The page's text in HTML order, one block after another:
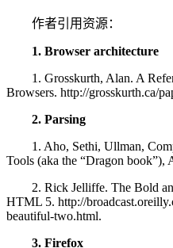
作者引用资源：
1. Browser architecture
1. Grosskurth, Alan. A
Browsers. http://grosskurth.ca/
2. Parsing
1. Aho, Sethi, Ullman,
Tools (aka the “Dragon book”),
2. Rick Jelliffe. The Bold
HTML 5. http://
beautiful-two.html.
3. Firefox